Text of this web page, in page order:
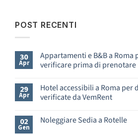
POST RECENTI
30
Apr
Appartamenti e B&B a Roma
verificare prima di prenotare
commento
su
Appartamenti
a
29
Apr
Hotel accessibili a Roma
verificate da VemRent
commento
su
02
Gen
Noleggiare Sedia a Rotelle